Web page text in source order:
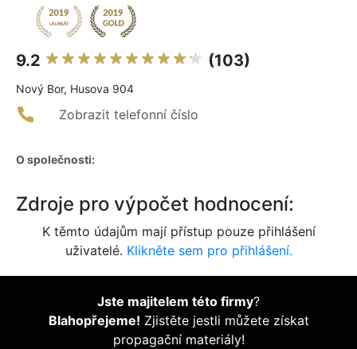
9.2 (103)
Nový Bor, Husova 904
Zobrazit telefonní číslo
O společnosti:
Zdroje pro výpočet hodnocení:
K těmto údajům mají přístup pouze přihlášení
uživatelé. Klikněte sem pro přihlášení.
Jste majitelem této firmy?
Blahopřejeme! Zjistěte jestli můžete získat
propagační materiály!